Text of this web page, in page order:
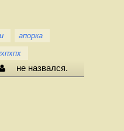
апорка
не назвался.